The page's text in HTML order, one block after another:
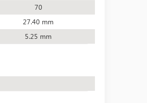
70
27.40 mm
5.25 mm